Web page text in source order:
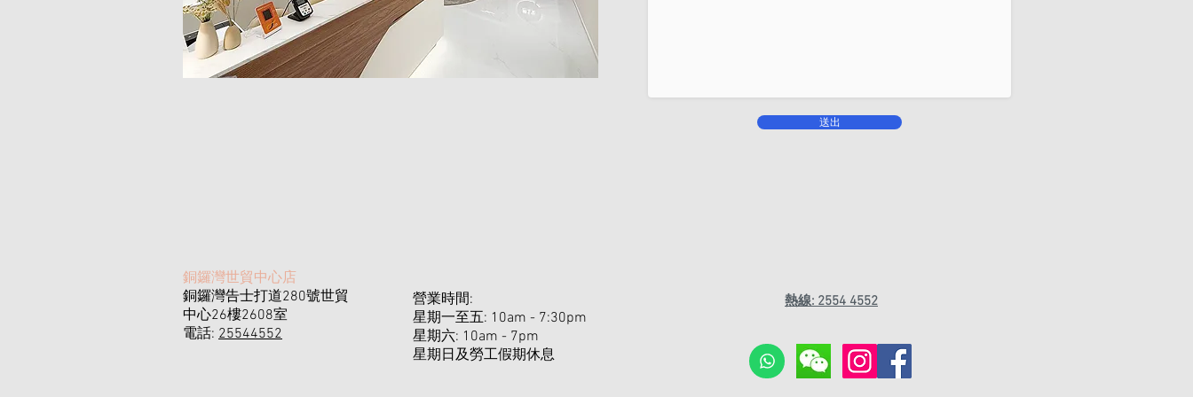
​銅鑼灣世貿中心店
銅鑼灣告士打道280號世貿
中心26樓2608室
電話: 25544552
營業時間:
星期一至五: 10am - 7:30pm
星期六: 10am - 7pm ​
​星期日及勞工假期休息
送出
熱線: 2554 4552